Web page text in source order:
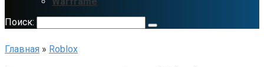
Поиск:
Главная » Roblox